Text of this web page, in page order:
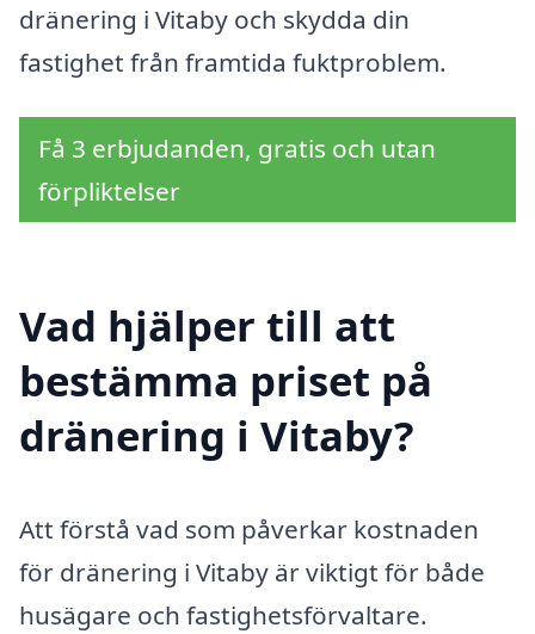
dränering i Vitaby och skydda din
fastighet från framtida fuktproblem.
Få 3 erbjudanden, gratis och utan
förpliktelser
Vad hjälper till att
bestämma priset på
dränering i Vitaby?
Att förstå vad som påverkar kostnaden
för dränering i Vitaby är viktigt för både
husägare och fastighetsförvaltare.